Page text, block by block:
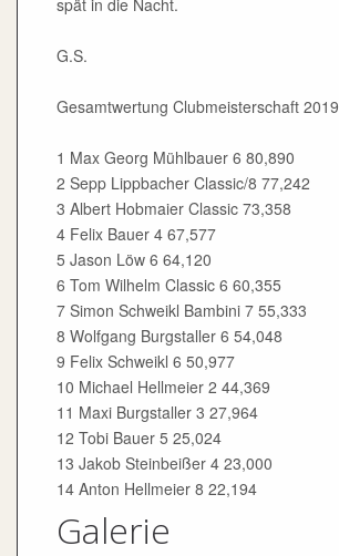
spät in die Nacht.
G.S.
Gesamtwertung Clubmeisterschaft 2019
1 Max Georg Mühlbauer 6 80,890
2 Sepp Lippbacher Classic/8 77,242
3 Albert Hobmaier Classic 73,358
4 Felix Bauer 4 67,577
5 Jason Löw 6 64,120
6 Tom Wilhelm Classic 6 60,355
7 Simon Schweikl Bambini 7 55,333
8 Wolfgang Burgstaller 6 54,048
9 Felix Schweikl 6 50,977
10 Michael Hellmeier 2 44,369
11 Maxi Burgstaller 3 27,964
12 Tobi Bauer 5 25,024
13 Jakob Steinbeißer 4 23,000
14 Anton Hellmeier 8 22,194
Galerie